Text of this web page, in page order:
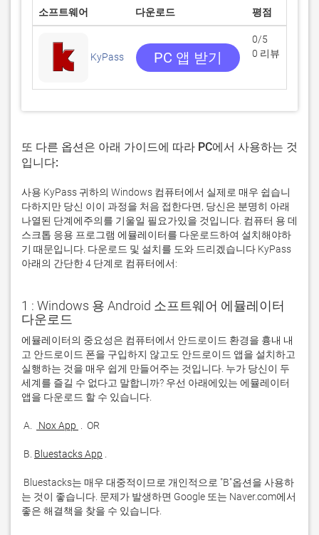
소프트웨어 다운로드 평점
KyPass PC 앱 받기
0/5
0 리뷰
또 다른 옵션은 아래 가이드에 따라 PC에서 사용하는 것
입니다:
사용 KyPass 귀하의 Windows 컴퓨터에서 실제로 매우 쉽습니
다하지만 당신 이이 과정을 처음 접한다면, 당신은 분명히 아래
나열된 단계에주의를 기울일 필요가있을 것입니다. 컴퓨터 용 데
스크톱 응용 프로그램 에뮬레이터를 다운로드하여 설치해야하
기 때문입니다. 다운로드 및 설치를 도와 드리겠습니다 KyPass
아래의 간단한 4 단계로 컴퓨터에서:
1 : Windows 용 Android 소프트웨어 에뮬레이터
다운로드
에뮬레이터의 중요성은 컴퓨터에서 안드로이드 환경을 흉내 내
고 안드로이드 폰을 구입하지 않고도 안드로이드 앱을 설치하고
실행하는 것을 매우 쉽게 만들어주는 것입니다. 누가 당신이 두
세계를 즐길 수 없다고 말합니까? 우선 아래에있는 에뮬레이터
A. Nox App
B. Bluestacks App
는 것이 좋습니다. 문제가 발생하면 Google 또는 Naver.com에서
좋은 해결책을 찾을 수 있습니다.